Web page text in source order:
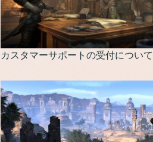
カスタマーサポートの受付について